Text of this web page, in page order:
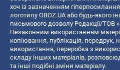
хоч із зазначенням
логотипу OBOZ.UA або будь-якого
письмового дозволу Редакції/ТОВ
Незаконним використанням
копiювання, публiкацiя, передрук,
використання, переробка з
складу інших матеріалів,
та інші подібні зміни матеріалу.